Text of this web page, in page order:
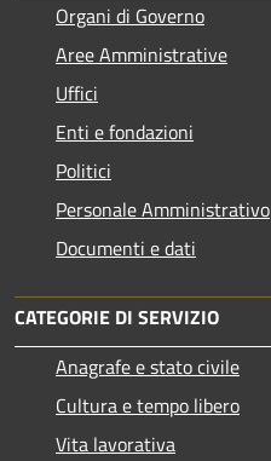
Organi di Governo
Aree Amministrative
Uffici
Enti e fondazioni
Politici
Personale Amministrativo
Documenti e dati
CATEGORIE DI SERVIZIO
Anagrafe e stato civile
Cultura e tempo libero
Vita lavorativa